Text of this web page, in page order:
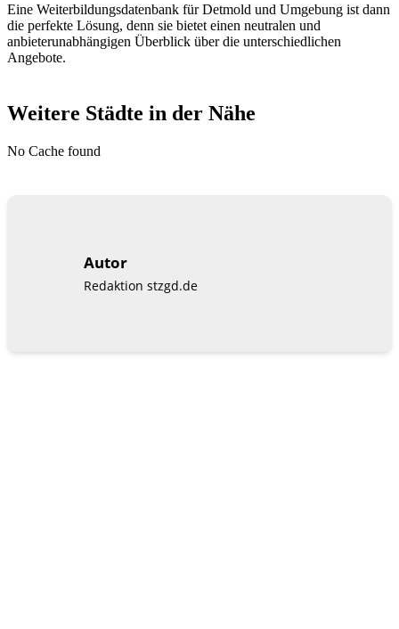
Eine Weiterbildungsdatenbank für Detmold und Umgebung ist dann
die perfekte Lösung, denn sie bietet einen neutralen und
anbieterunabhängigen Überblick über die unterschiedlichen
Angebote.
Weitere Städte in der Nähe
No Cache found
Autor
Redaktion stzgd.de